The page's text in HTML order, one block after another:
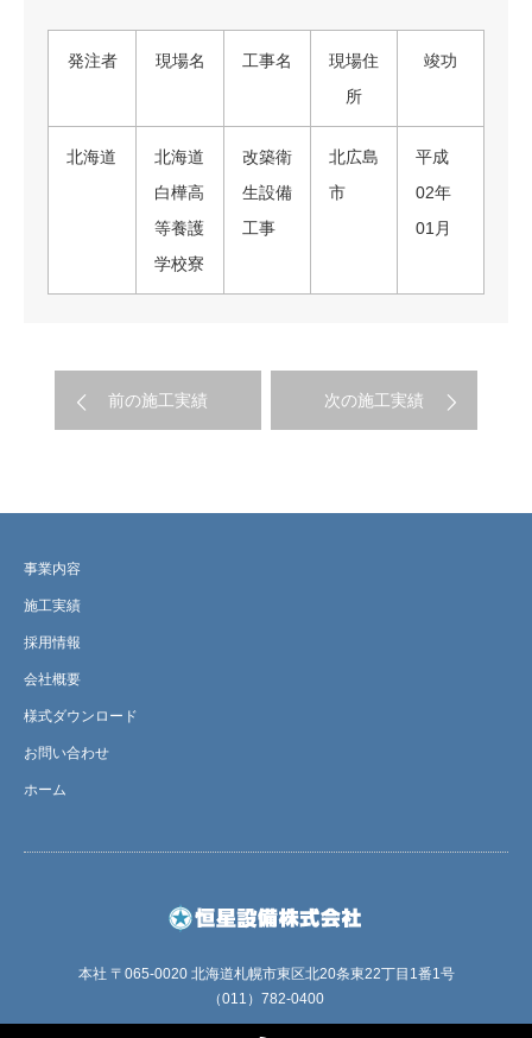
発注者 現場名 工事名
現場住
所
竣功
北海道
北海道
白樺高
等養護
学校寮
改築衛
生設備
工事
北広島
市
平成
02年
01月
前の施工実績 次の施工実績
事業内容
施工実績
採用情報
会社概要
様式ダウンロード
お問い合わせ
ホーム
本社 〒065-0020 北海道札幌市東区北20条東22丁目1番1号
（011）782-0400